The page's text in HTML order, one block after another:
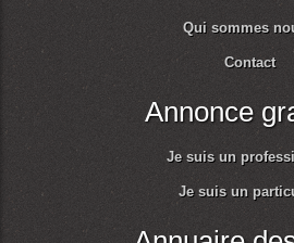
Qui sommes
Contact
Annonce
Je suis un
Je suis un